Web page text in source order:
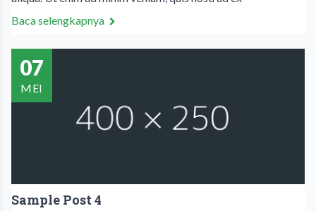
Baca selengkapnya
07
MEI
Sample Post 4